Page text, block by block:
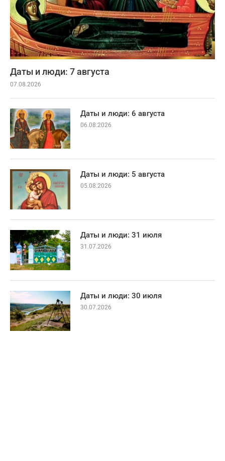
Даты и люди: 7 августа
07.08.2026
Даты и люди: 6 августа
06.08.2026
Даты и люди: 5 августа
05.08.2026
Даты и люди: 31 июля
31.07.2026
Даты и люди: 30 июля
30.07.2026